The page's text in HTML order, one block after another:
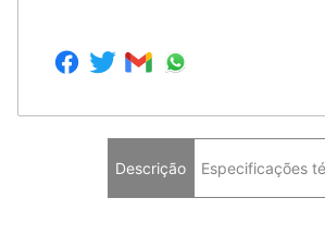
Descrição Especificações